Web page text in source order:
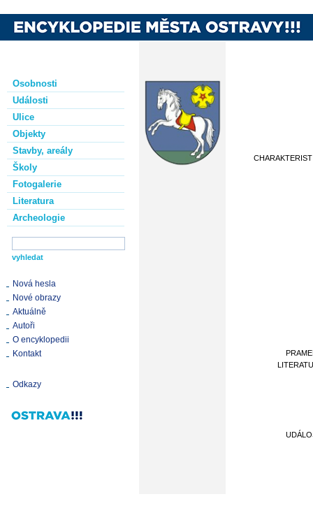
Osobnosti
Události
Ulice
Objekty
Stavby, areály
Školy
Fotogalerie
Literatura
Archeologie
Nová hesla
Nové obrazy
Aktuálně
Autoři
O encyklopedii
Kontakt
Odkazy